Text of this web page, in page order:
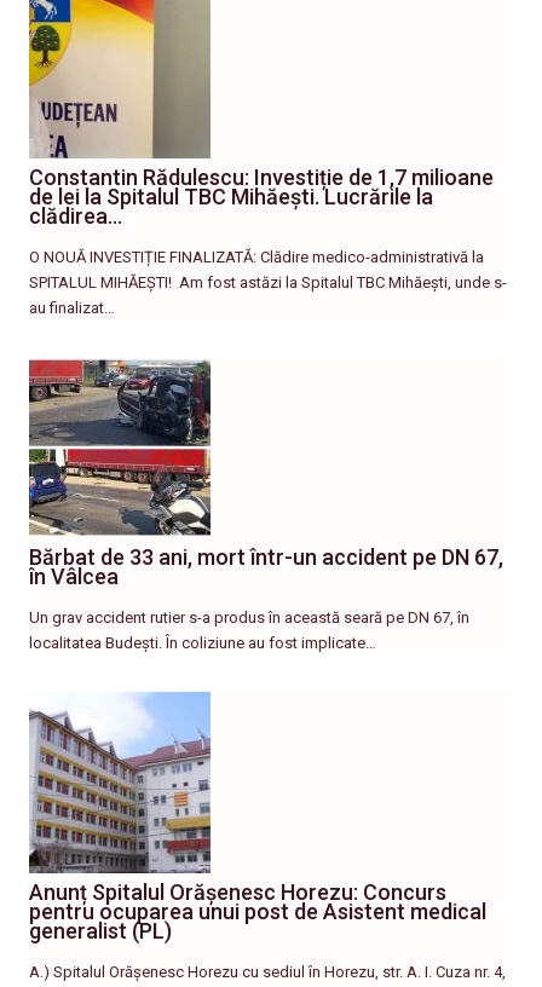
Constantin Rădulescu: Investiție de 1,7 milioane
de lei la Spitalul TBC Mihăești. Lucrările la
clădirea…
O NOUĂ INVESTIȚIE FINALIZATĂ: Clădire medico-administrativă la
SPITALUL MIHĂEȘTI! ​ Am fost astăzi la Spitalul TBC Mihăești, unde s-
au finalizat…
Bărbat de 33 ani, mort într-un accident pe DN 67,
în Vâlcea
Un grav accident rutier s-a produs în această seară pe DN 67, în
localitatea Budești. În coliziune au fost implicate…
Anunț Spitalul Orășenesc Horezu: Concurs
pentru ocuparea unui post de Asistent medical
generalist (PL)
A.) Spitalul Orășenesc Horezu cu sediul în Horezu, str. A. I. Cuza nr. 4,